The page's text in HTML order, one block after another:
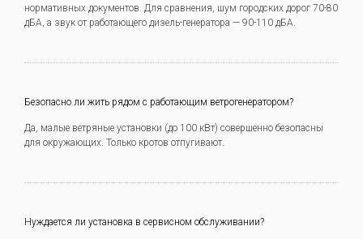
нормативных документов. Для сравнения, шум городских дорог 70-80
дБА, а звук от работающего дизель-генератора — 90-110 дБА.
Безопасно ли жить рядом с работающим ветрогенератором?
Да, малые ветряные установки (до 100 кВт) совершенно безопасны
для окружающих. Только кротов отпугивают.
Нуждается ли установка в сервисном обслуживании?